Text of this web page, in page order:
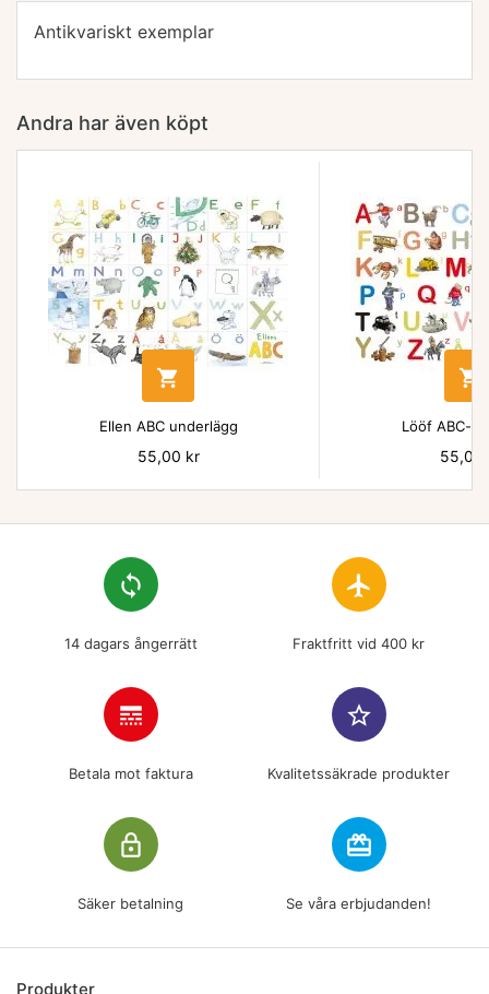
Antikvariskt exemplar
Andra har även köpt

Ellen ABC underlägg
Pris
55,00 kr

Lööf ABC-
Pris
55,00
loop
14 dagars ångerrätt
flight
Fraktfritt vid 400 kr
line_style
Betala mot faktura
star_border
Kvalitetssäkrade produkter
lock_outline
Säker betalning
redeem
Se våra erbjudanden!
Produkter